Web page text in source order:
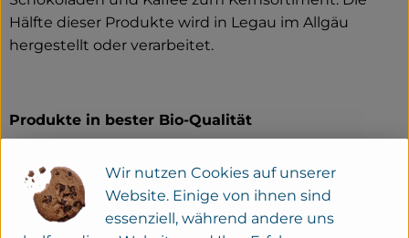
Hälfte dieser Produkte wird in Legau im Allgäu
hergestellt oder verarbeitet.
Produkte in bester Bio-Qualität
Das Qualitätssicherungs-Team nimmt daher eine
Schlüsselposition im Unternehmen ein. Die
Kontrollen der Rohstoffe beginnen bereits auf dem
Wir nutzen Cookies auf unserer
Website. Einige von ihnen sind
essenziell, während andere uns